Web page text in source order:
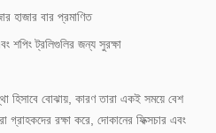
হাজার বার প্রমাণিত
শপিং ট্রলিগুলির জন্য সুরক্ষা
হিসাবে বোঝায়, কারণ তারা একই সময়ে বেশ
গ্রাহকদের রক্ষা করে, দোকানের ফিক্সচার এবং